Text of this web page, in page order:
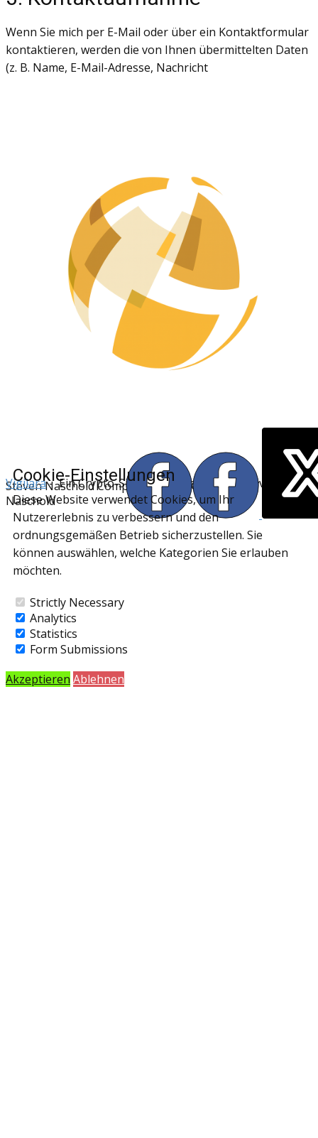
Wenn Sie mich per E-Mail oder über ein Kontaktformular
kontaktieren, werden die von Ihnen übermittelten Daten
(z. B. Name, E-Mail-Adresse, Nachricht
Steven Naschold Computerservice © 2026-2027
Vigilara- Ein Crypto-Sicherheitsprojekt von Steven
Naschold
Cookie-Einstellungen
Diese Website verwendet Cookies, um Ihr
Nutzererlebnis zu verbessern und den
ordnungsgemäßen Betrieb sicherzustellen. Sie
können auswählen, welche Kategorien Sie erlauben
möchten.
Strictly Necessary
Analytics
Statistics
Form Submissions
Akzeptieren Ablehnen